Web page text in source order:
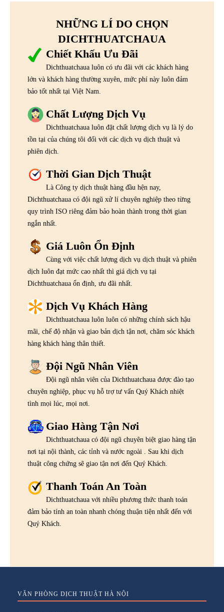
NHỮNG LÍ DO CHỌN
DICHTHUATCHAUA
Chiết Khấu Ưu Đãi
Dichthuatchaua luôn có ưu đãi với các khách hàng
lớn và khách hàng thường xuyên, mức phí này luôn đảm
bảo tốt nhất tại Việt Nam.
Chất Lượng Dịch Vụ
Dichthuatchaua luôn đặt chất lượng dịch vụ là lý do
tồn tại của chúng tôi đối với các dịch vụ dịch thuật và
phiên dịch.
Thời Gian Dịch Thuật
Là Công ty dịch thuật hàng đầu hện nay,
Dichthuatchaua có đội ngũ xử lí chuyên nghiệp theo từng
quy trình ISO riêng đảm bảo hoàn thành trong thời gian
ngắn nhất.
Giá Luôn Ổn Định
Cùng với việc chất lượng dịch vụ dịch thuật và phiên
dịch luôn đạt mức cao nhất thì giá dịch vụ tại
Dichthuatchaua ổn định, ưu đãi nhất.
Dịch Vụ Khách Hàng
Dichthuatchaua luôn luôn có những chính sách hậu
mãi, chế độ nhận và giao bản dịch tận nơi, chăm sóc khách
hàng khách hàng thân thiết.
Đội Ngũ Nhân Viên
Đội ngũ nhân viên của Dichthuatchaua được đào tạo
chuyên nghiệp, phục vụ hỗ trợ tư vấn Quý Khách nhiệt
tình mọi lúc, mọi nơi.
Giao Hàng Tận Nơi
Dichthuatchaua có đội ngũ chuyên biệt giao hàng tận
nơi tại nội thành, các tỉnh và nước ngoài . Sau khi dịch
thuật công chứng sẽ giao tận nơi đến Quý Khách.
Thanh Toán An Toàn
Dichthuatchaua với nhiều phương thức thanh toán
đảm bảo tính an toàn nhanh chóng thuận tiện nhất đến với
Quý Khách.
VĂN PHÒNG DỊCH THUẬT HÀ NỘI